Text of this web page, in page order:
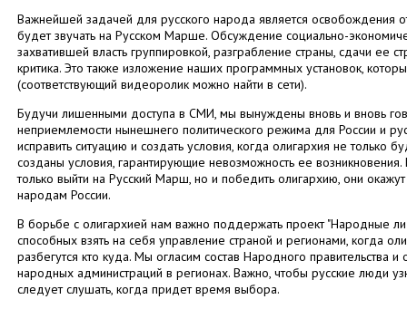
Важнейшей задачей для русского народа является освобождения
будет звучать на Русском Марше. Обсуждение социально-
захватившей власть группировкой, разграбление страны, сдачи ее
критика. Это также изложение наших программных установок,
(соответствующий видеоролик можно найти в сети).
Будучи лишенными доступа в СМИ, мы вынуждены вновь и вновь
неприемлемости нынешнего политического режима для России и
исправить ситуацию и создать условия, когда олигархия не только
созданы условия, гарантирующие невозможность ее
только выйти на Русский Марш, но и победить олигархию, они
народам России.
В борьбе с олигархией нам важно поддержать проект "Народные
способных взять на себя управление страной и регионами, когда
разбегутся кто куда. Мы огласим состав Народного правительства
народных администраций в регионах. Важно, чтобы русские люди
следует слушать, когда придет время выбора.